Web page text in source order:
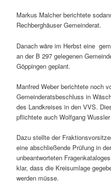
Markus Malcher berichtete
Rechberghäuser Gemeinderat.
Danach wäre im Herbst eine
an der B 297 gelegenen
Göppingen geplant.
Manfred Weber berichtete noch
Gemeinderatsbeschluss in
des Landkreises in den VVS.
pflichtete auch Wolfgang
Dazu stellte der
eine abschließende Prüfung in
unbeantworteten
klar, dass die Kreisumlage
werden müsse.